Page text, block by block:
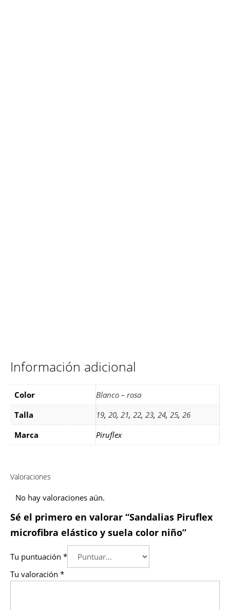
Información adicional
Color
Blanco – rosa
Talla
19, 20, 21, 22, 23, 24, 25, 26
Marca
Piruflex
Valoraciones
No hay valoraciones aún.
Sé el primero en valorar “Sandalias Piruflex
microfibra elástico y suela color niño”
Tu puntuación *
Tu valoración *